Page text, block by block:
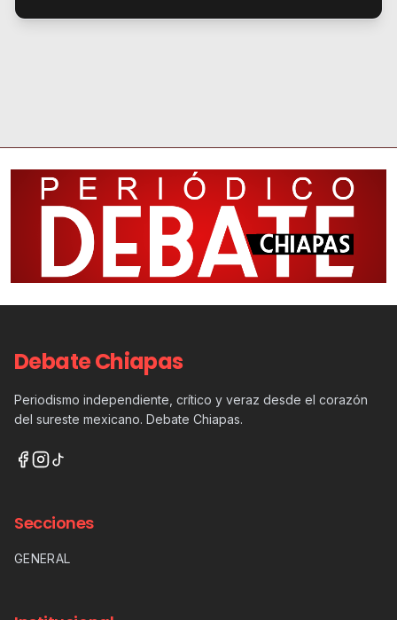
Debate Chiapas
Periodismo independiente, crítico y veraz desde el corazón
del sureste mexicano. Debate Chiapas.
Secciones
GENERAL